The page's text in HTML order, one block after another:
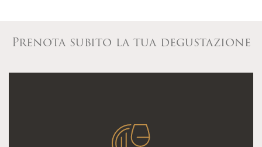
Prenota subito la tua degustazione